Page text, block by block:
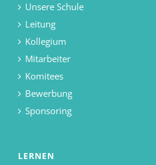
Unsere Schule
Leitung
Kollegium
Mitarbeiter
Komitees
Bewerbung
Sponsoring
LERNEN